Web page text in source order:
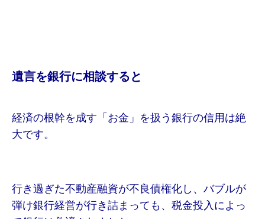
遺言を銀行に相談すると
経済の根幹を成す「お金」を扱う銀行の信用は絶
大です。
行き過ぎた不動産融資が不良債権化し、バブルが
弾け銀行経営が行き詰まっても、税金投入によっ